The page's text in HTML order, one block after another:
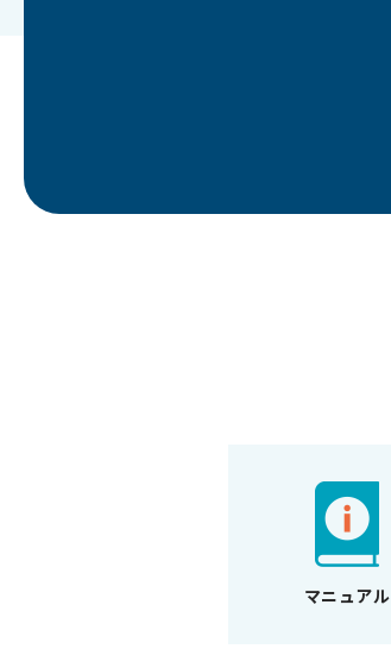
マニュアル